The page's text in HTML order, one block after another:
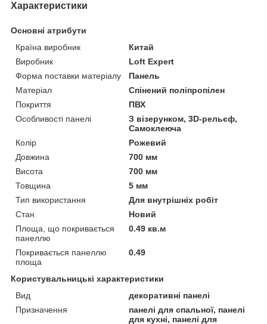
Характеристики
Основні атрибути
Країна виробник
Китай
Виробник
Loft Expert
Форма поставки матеріалу
Панель
Матеріал
Спінений поліпропілен
Покриття
ПВХ
Особливості панелі
З візерунком, 3D-рельєф,
Самоклеюча
Колір
Рожевий
Довжина
700 мм
Висота
700 мм
Товщина
5 мм
Тип використання
Для внутрішніх робіт
Стан
Новий
Площа, що покривається
панеллю
0.49 кв.м
Покривається панеллю
площа
0.49
Користувальницькі характеристики
Вид
декоративні панелі
Призначення
панелі для спальної, панелі
для кухні, панелі для